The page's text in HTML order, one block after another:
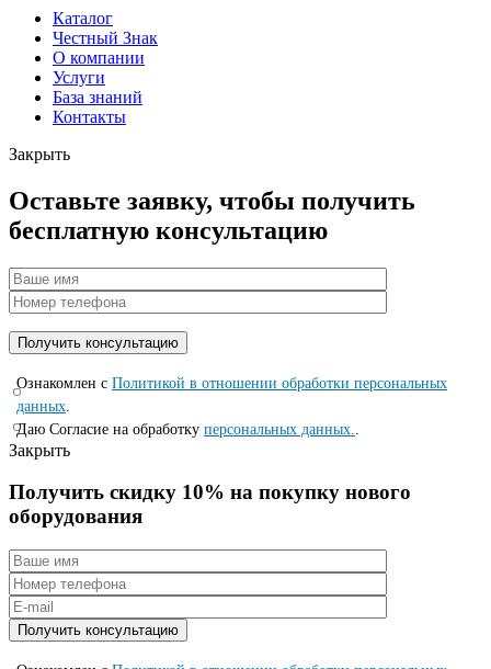
Каталог
Честный Знак
О компании
Услуги
База знаний
Контакты
Закрыть
Оставьте заявку, чтобы получить
бесплатную консультацию
Ознакомлен с Политикой в отношении обработки персональных
данных
Даю Согласие на обработку персональных данных.
Закрыть
Получить скидку 10% на покупку нового
оборудования